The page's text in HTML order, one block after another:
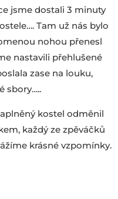
jsme dostali 3 minuty
Tam už nás bylo
nohou přenesl
nastavili přehlušené
zase na louku,
sbory…..
kostel odměnil
každý ze zpěváčků
krásné vzpomínky.